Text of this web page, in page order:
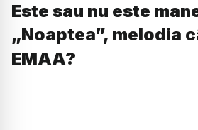
Este sau nu este
„Noaptea”, melodia
EMAA?